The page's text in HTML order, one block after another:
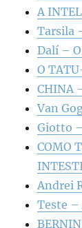
A
Tarsila
Dalí – O
O
CHINA
Van
Giotto
COMO
Andrei
Teste –